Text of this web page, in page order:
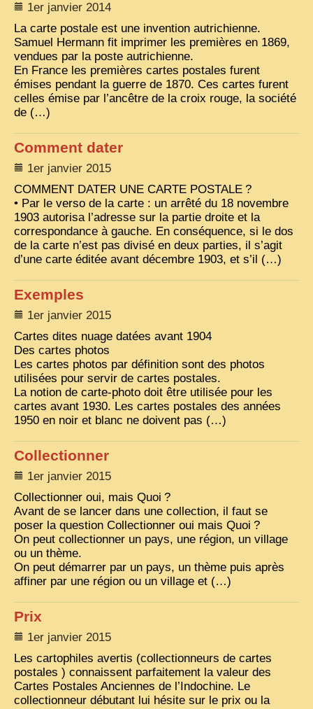
2025 LAOS 1950 CPSM
2026 PERI, VIÊT-CONG
VIETNAM
ZOOM PHOTO
MUSÉES
ALBUMS FAMILLE
EN
1er janvier 2014
La carte postale est une invention autrichienne.
Samuel Hermann fit imprimer les premières en 1869,
vendues par la poste autrichienne.
En France les premières cartes postales furent
émises pendant la guerre de 1870. Ces cartes furent
celles émise par l’ancêtre de la croix rouge, la société
de (…)
Comment dater
1er janvier 2015
COMMENT DATER UNE CARTE POSTALE ?
• Par le verso de la carte : un arrêté du 18 novembre
1903 autorisa l’adresse sur la partie droite et la
correspondance à gauche. En conséquence, si le dos
de la carte n’est pas divisé en deux parties, il s’agit
d’une carte éditée avant décembre 1903, et s’il (…)
Exemples
1er janvier 2015
Cartes dites nuage datées avant 1904
Des cartes photos
Les cartes photos par définition sont des photos
utilisées pour servir de cartes postales.
La notion de carte-photo doit être utilisée pour les
cartes avant 1930. Les cartes postales des années
1950 en noir et blanc ne doivent pas (…)
Collectionner
1er janvier 2015
Collectionner oui, mais Quoi ?
Avant de se lancer dans une collection, il faut se
poser la question Collectionner oui mais Quoi ?
On peut collectionner un pays, une région, un village
ou un thème.
On peut démarrer par un pays, un thème puis après
affiner par une région ou un village et (…)
Prix
1er janvier 2015
Les cartophiles avertis (collectionneurs de cartes
postales ) connaissent parfaitement la valeur des
Cartes Postales Anciennes de l’Indochine. Le
collectionneur débutant lui hésite sur le prix ou la